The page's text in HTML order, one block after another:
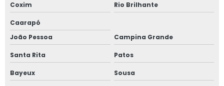
Coxim Rio Brilhante
Caarapó
João Pessoa
Campina Grande
Santa Rita Patos
Bayeux Sousa